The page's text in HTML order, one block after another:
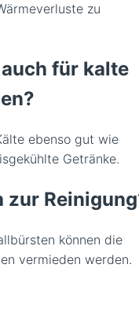
zu
für kalte
ebenso gut wie
Getränke.
zur
können die
vermieden werden.